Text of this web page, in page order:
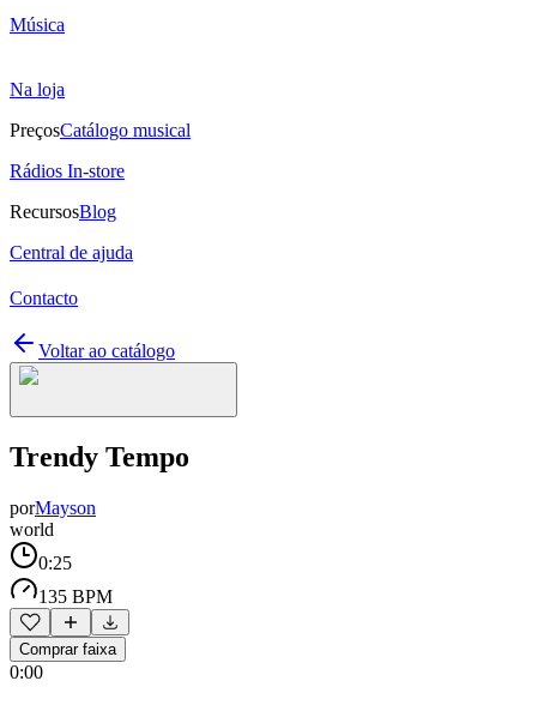
Música
Na loja
PreçosCatálogo musical
Rádios In-store
RecursosBlog
Central de ajuda
Contacto
Voltar ao catálogo
Trendy Tempo
porMayson
world
0:25
135 BPM
Comprar faixa
0:00